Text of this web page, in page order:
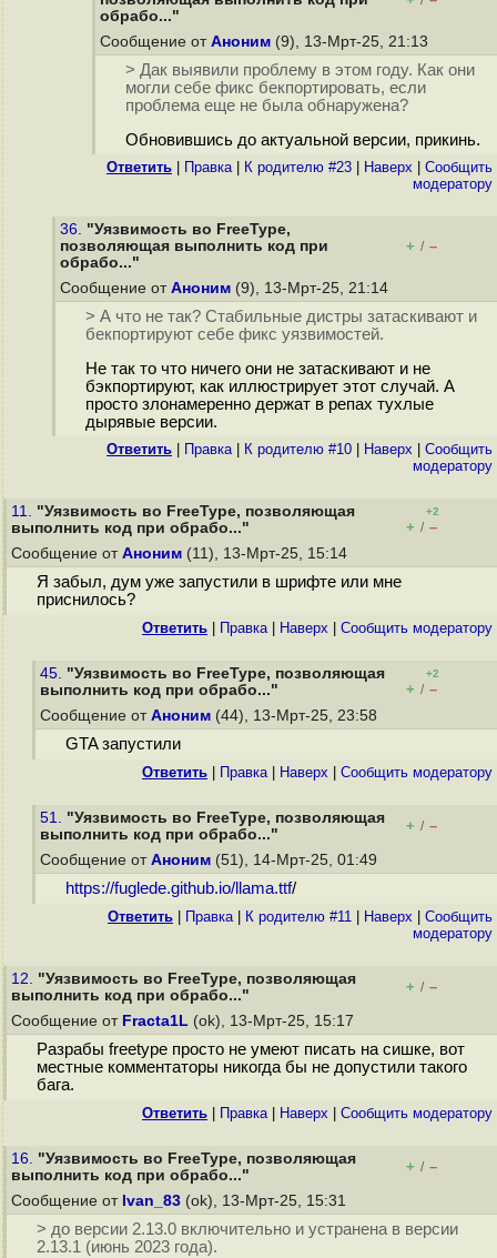
обрабо..."
Сообщение от Аноним (9), 13-Мрт-25, 21:13
> Дак выявили проблему в этом году. Как они
могли себе фикс бекпортировать, если
проблема еще не была обнаружена?
Обновившись до актуальной версии, прикинь.
Ответить Правка| К родителю #23 Наверх
Cообщить
модератору
36. "Уязвимость во FreeType,
позволяющая выполнить код при
обрабо..."
+ / –
Сообщение от Аноним (9), 13-Мрт-25, 21:14
> А что не так? Стабильные дистры затаскивают и
бекпортируют себе фикс уязвимостей.
Не так то что ничего они не затаскивают и не
бэкпортируют, как иллюстрирует этот случай. А
просто злонамеренно держат в репах тухлые
дырявые версии.
Ответить Правка| К родителю #10 Наверх
Cообщить
модератору
11. "Уязвимость во FreeType, позволяющая
выполнить код при обрабо..."
+2
+ / –
Сообщение от Аноним (11), 13-Мрт-25, 15:14
Я забыл, дум уже запустили в шрифте или мне
приснилось?
Ответить Правка| Наверх Cообщить модератору
45. "Уязвимость во FreeType, позволяющая
выполнить код при обрабо..."
+2
+ / –
Сообщение от Аноним (44), 13-Мрт-25, 23:58
GTA запустили
Ответить Правка| Наверх Cообщить модератору
51. "Уязвимость во FreeType, позволяющая
выполнить код при обрабо..."
+ / –
Сообщение от Аноним (51), 14-Мрт-25, 01:49
https://fuglede.github.io/llama.ttf/
Ответить Правка| К родителю #11 Наверх
Cообщить
модератору
12. "Уязвимость во FreeType, позволяющая
выполнить код при обрабо..."
+ / –
Сообщение от Fracta1L (ok), 13-Мрт-25, 15:17
Разрабы freetype просто не умеют писать на сишке, вот
местные комментаторы никогда бы не допустили такого
бага.
Ответить Правка| Наверх Cообщить модератору
16. "Уязвимость во FreeType, позволяющая
выполнить код при обрабо..."
+ / –
Сообщение от Ivan_83 (ok), 13-Мрт-25, 15:31
> до версии 2.13.0 включительно и устранена в версии
2.13.1 (июнь 2023 года).